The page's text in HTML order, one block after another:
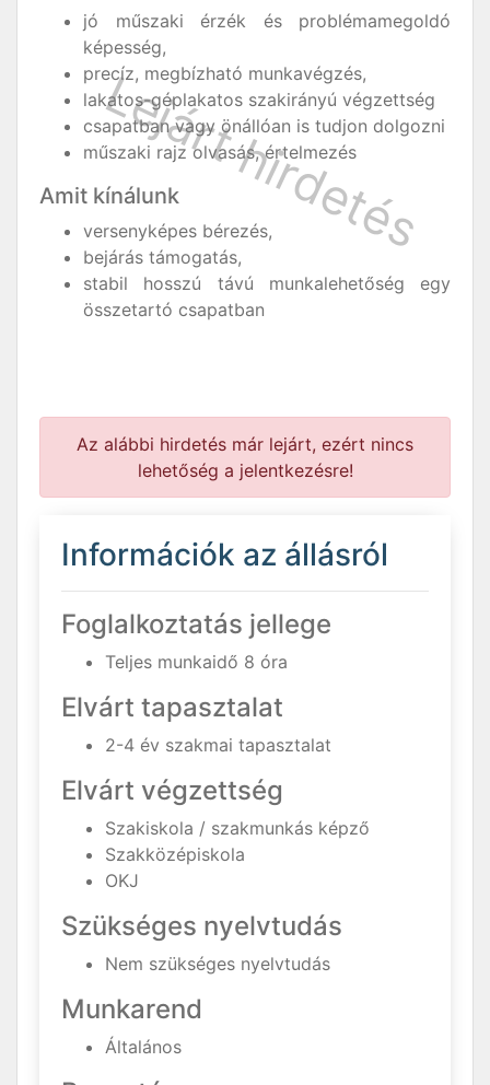
jó műszaki érzék és problémamegoldó
képesség,
precíz, megbízható munkavégzés,
lakatos-géplakatos szakirányú végzettség
csapatban vagy önállóan is tudjon dolgozni
műszaki rajz olvasás, értelmezés
Amit kínálunk
versenyképes bérezés,
bejárás támogatás,
stabil hosszú távú munkalehetőség egy
összetartó csapatban
Az alábbi hirdetés már lejárt, ezért nincs
lehetőség a jelentkezésre!
Információk az állásról
Foglalkoztatás jellege
Teljes munkaidő 8 óra
Elvárt tapasztalat
2-4 év szakmai tapasztalat
Elvárt végzettség
Szakiskola / szakmunkás képző
Szakközépiskola
OKJ
Szükséges nyelvtudás
Nem szükséges nyelvtudás
Munkarend
Általános